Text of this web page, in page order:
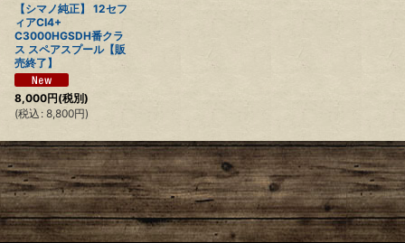
【シマノ純正】 12セフ
ィアCI4+
C3000HGSDH番クラ
ス スペアスプール【販
売終了】
8,000円(税別)
(税込 : 8,800円)